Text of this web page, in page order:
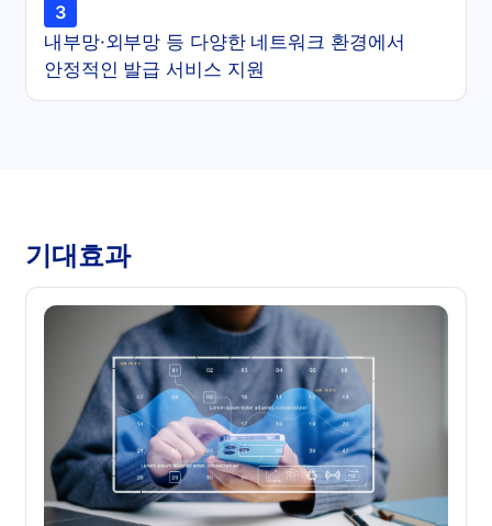
3
내부망·외부망 등 다양한 네트워크 환경에서
안정적인 발급 서비스 지원
기대효과